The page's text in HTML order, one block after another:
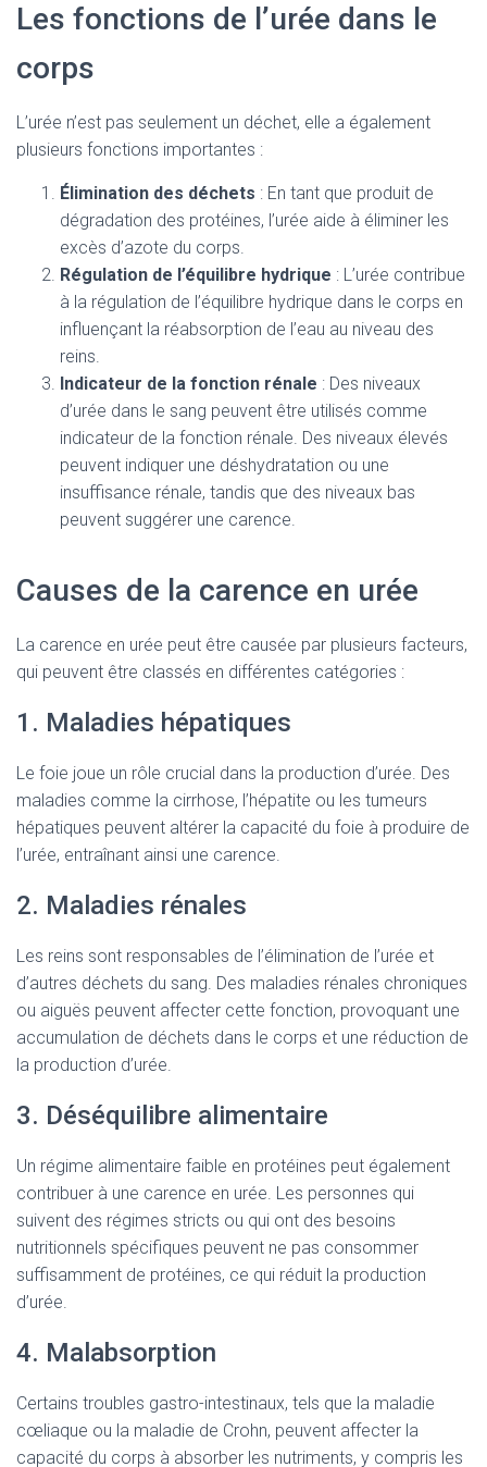
Les fonctions de l’urée dans le
corps
L’urée n’est pas seulement un déchet, elle a également
plusieurs fonctions importantes :
Élimination des déchets : En tant que produit de
dégradation des protéines, l’urée aide à éliminer les
excès d’azote du corps.
Régulation de l’équilibre hydrique : L’urée contribue
à la régulation de l’équilibre hydrique dans le corps en
influençant la réabsorption de l’eau au niveau des
reins.
Indicateur de la fonction rénale : Des niveaux
d’urée dans le sang peuvent être utilisés comme
indicateur de la fonction rénale. Des niveaux élevés
peuvent indiquer une déshydratation ou une
insuffisance rénale, tandis que des niveaux bas
peuvent suggérer une carence.
Causes de la carence en urée
La carence en urée peut être causée par plusieurs facteurs,
qui peuvent être classés en différentes catégories :
1. Maladies hépatiques
Le foie joue un rôle crucial dans la production d’urée. Des
maladies comme la cirrhose, l’hépatite ou les tumeurs
hépatiques peuvent altérer la capacité du foie à produire de
l’urée, entraînant ainsi une carence.
2. Maladies rénales
Les reins sont responsables de l’élimination de l’urée et
d’autres déchets du sang. Des maladies rénales chroniques
ou aiguës peuvent affecter cette fonction, provoquant une
accumulation de déchets dans le corps et une réduction de
la production d’urée.
3. Déséquilibre alimentaire
Un régime alimentaire faible en protéines peut également
contribuer à une carence en urée. Les personnes qui
suivent des régimes stricts ou qui ont des besoins
nutritionnels spécifiques peuvent ne pas consommer
suffisamment de protéines, ce qui réduit la production
d’urée.
4. Malabsorption
Certains troubles gastro-intestinaux, tels que la maladie
cœliaque ou la maladie de Crohn, peuvent affecter la
capacité du corps à absorber les nutriments, y compris les